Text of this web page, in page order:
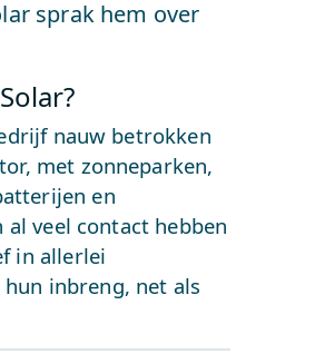
sprak hem over
nauw betrokken
met zonneparken,
en
veel contact hebben
in allerlei
inbreng, net als